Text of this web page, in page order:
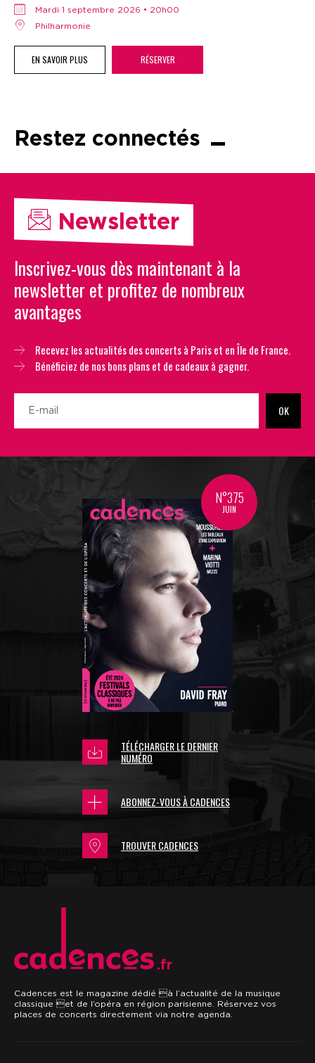
mardi 1 septembre 2026 • 20h00
Philharmonie
EN SAVOIR PLUS RÉSERVER
Restez connectés
Newsletter
Inscrivez-vous dès maintenant à la
newsletter et profitez de nombreux
avantages
Recevez les actualités des concerts à Paris et en Île de France.
Bénéficiez de nos bons plans et de cadeaux à gagner.
OK
N°375
JUIN
TÉLÉCHARGER LE DERNIER
NUMÉRO
ABONNEZ-VOUS À CADENCES
TROUVER CADENCES
.fr
Cadences est le magazine dédié à l’actualité de la musique
classique et de l’opéra en région parisienne. Réservez vos
places de concerts directement via notre agenda.